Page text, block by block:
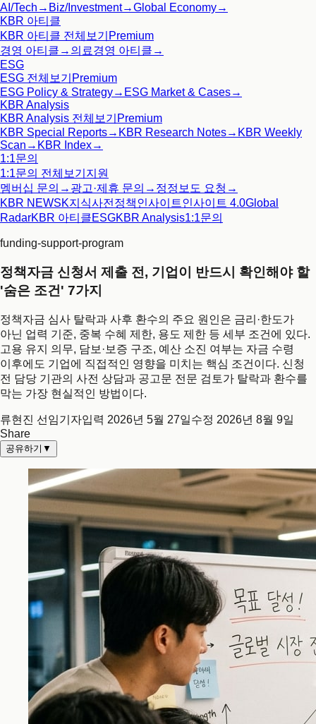
AI/Tech → Biz/Investment→Global Economy→
KBR 아티클
KBR 아티클 전체보기 Premium
경영 아티클 → 의료경영 아티클 →
ESG
ESG 전체보기 Premium
ESG Policy & Strategy→ ESG Market & Cases→
KBR Analysis
KBR Analysis 전체보기 Premium
KBR Special Reports→ KBR Research Notes→ KBR Weekly
Scan → KBR Index→
1:1문의
1:1문의 전체보기 지원
멤버십 문의 → 광고·제휴 문의 → 정정보도 요청 →
KBR NEWSK지식사전 정책인사이트인사이트 4.0Global
RadarKBR 아티클ESGKBR Analysis1:1문의
funding-support-program
정책자금 신청서 제출 전, 기업이 반드시 확인해야 할
'숨은 조건' 7가지
정책자금 심사 탈락과 사후 환수의 주요 원인은 금리·한도가
아닌 업력 기준, 중복 수혜 제한, 용도 제한 등 세부 조건에 있다.
고용 유지 의무, 담보·보증 구조, 예산 소진 여부는 자금 수령
이후에도 기업에 직접적인 영향을 미치는 핵심 조건이다. 신청
전 담당 기관의 사전 상담과 공고문 전문 검토가 탈락과 환수를
막는 가장 현실적인 방법이다.
류현진 선임기자입력 2026년 5월 27일수정 2026년 8월 9일
Share
공유하기 ▼